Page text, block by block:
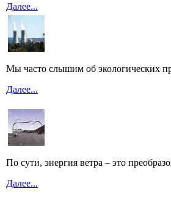
Далее...
Мы часто слышим об экологических
Далее...
По сути, энергия ветра – это
Далее...